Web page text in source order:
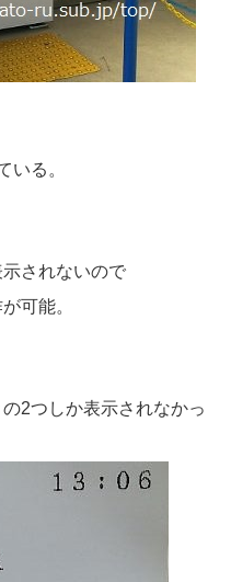
いる。
されないので
可能。
の2つしか表示されなかっ